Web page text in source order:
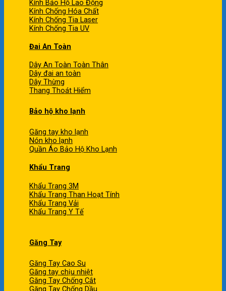
Kính Bảo Hộ Lao Động
Kính Chống Hóa Chất
Kính Chống Tia Laser
Kính Chống Tia UV
Đai An Toàn
Dây An Toàn Toàn Thân
Dây đai an toàn
Dây Thừng
Thang Thoát Hiểm
Bảo hộ kho lạnh
Găng tay kho lạnh
Nón kho lạnh
Quần Áo Bảo Hộ Kho Lạnh
Khẩu Trang
Khẩu Trang 3M
Khẩu Trang Than Hoạt Tính
Khẩu Trang Vải
Khẩu Trang Y Tế
Găng Tay
Găng Tay Cao Su
Găng tay chịu nhiệt
Găng Tay Chống Cắt
Găng Tay Chống Dầu